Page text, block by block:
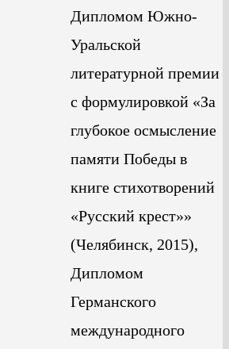
Дипломом Южно-
Уральской
литературной премии
с формулировкой «За
глубокое осмысление
памяти Победы в
книге стихотворений
«Русский крест»»
(Челябинск, 2015),
Дипломом
Германского
международного